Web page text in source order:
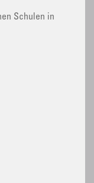
Schulen in